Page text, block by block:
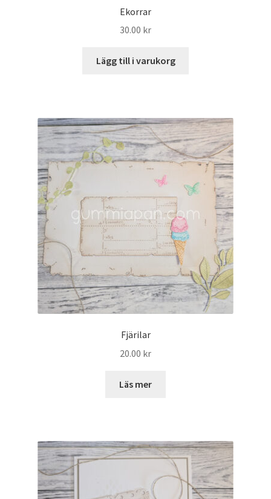
Ekorrar
30.00 kr
Lägg till i varukorg
Fjärilar
20.00 kr
Läs mer